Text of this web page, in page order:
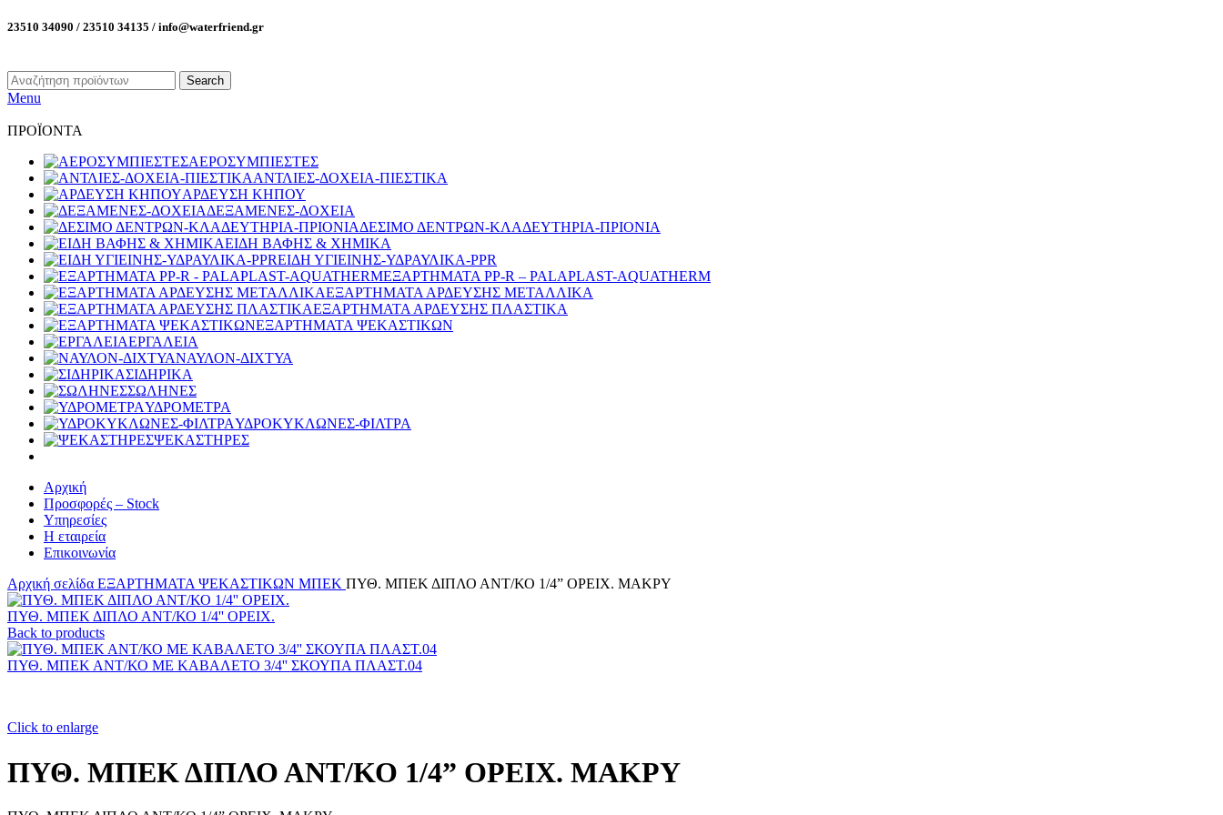
23510 34090 / 23510 34135 / info@waterfriend.gr
Search
Menu
ΠΡΟΪΟΝΤΑ
ΑΕΡΟΣΥΜΠΙΕΣΤΕΣ
ΑΝΤΛΙΕΣ-ΔΟΧΕΙΑ-ΠΙΕΣΤΙΚΑ
ΑΡΔΕΥΣΗ ΚΗΠΟΥ
ΔΕΞΑΜΕΝΕΣ-ΔΟΧΕΙΑ
ΔΕΣΙΜΟ ΔΕΝΤΡΩΝ-ΚΛΑΔΕΥΤΗΡΙΑ-ΠΡΙΟΝΙΑ
ΕΙΔΗ ΒΑΦΗΣ & ΧΗΜΙΚΑ
ΕΙΔΗ ΥΓΙΕΙΝΗΣ-ΥΔΡΑΥΛΙΚΑ-PPR
ΕΞΑΡΤΗΜΑΤΑ PP-R – PALAPLAST-AQUATHERM
ΕΞΑΡΤΗΜΑΤΑ ΑΡΔΕΥΣΗΣ ΜΕΤΑΛΛΙΚΑ
ΕΞΑΡΤΗΜΑΤΑ ΑΡΔΕΥΣΗΣ ΠΛΑΣΤΙΚΑ
ΕΞΑΡΤΗΜΑΤΑ ΨΕΚΑΣΤΙΚΩΝ
ΕΡΓΑΛΕΙΑ
ΝΑΥΛΟΝ-ΔΙΧΤΥΑ
ΣΙΔΗΡΙΚΑ
ΣΩΛΗΝΕΣ
ΥΔΡΟΜΕΤΡΑ
ΥΔΡΟΚΥΚΛΩΝΕΣ-ΦΙΛΤΡΑ
ΨΕΚΑΣΤΗΡΕΣ
Αρχική
Προσφορές – Stock
Υπηρεσίες
Η εταιρεία
Επικοινωνία
Αρχική σελίδα ΕΞΑΡΤΗΜΑΤΑ ΨΕΚΑΣΤΙΚΩΝ ΜΠΕΚ ΠΥΘ. ΜΠΕΚ ΔΙΠΛΟ ΑΝΤ/ΚΟ 1/4” ΟΡΕΙΧ. ΜΑΚΡΥ
ΠΥΘ. ΜΠΕΚ ΔΙΠΛΟ ΑΝΤ/ΚΟ 1/4'' ΟΡΕΙΧ.
Back to products
ΠΥΘ. ΜΠΕΚ ΑΝΤ/ΚΟ ΜΕ ΚΑΒΑΛΕΤΟ 3/4'' ΣΚΟΥΠΑ ΠΛΑΣΤ.04
Click to enlarge
ΠΥΘ. ΜΠΕΚ ΔΙΠΛΟ ΑΝΤ/ΚΟ 1/4” ΟΡΕΙΧ. ΜΑΚΡΥ